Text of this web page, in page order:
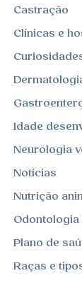
Castração
Clínicas e
Idade
Neurologia
Notícias
Nutrição
Plano de
Raças e